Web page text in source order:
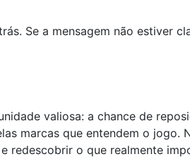
Se a mensagem não estiver
valiosa: a chance de
marcas que entendem o jogo.
redescobrir o que realmente